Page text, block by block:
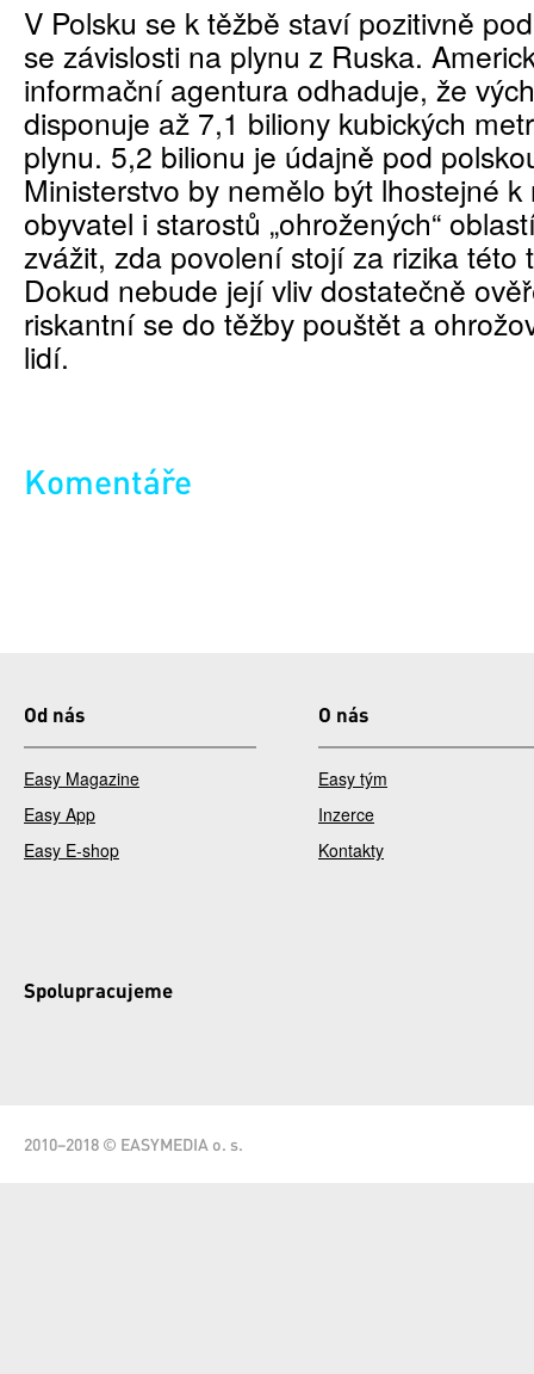
V Polsku se k těžbě staví pozitivně
se závislosti na plynu z Ruska.
informační agentura odhaduje, že
disponuje až 7,1 biliony kubických
plynu. 5,2 bilionu je údajně pod
Ministerstvo by nemělo být lhostejné k
obyvatel i starostů „ohrožených“
zvážit, zda povolení stojí za rizika této
Dokud nebude její vliv dostatečně
riskantní se do těžby pouštět a
lidí.
Komentáře
Od nás
Easy Magazine
Easy App
Easy E-shop
O nás
Easy tým
Inzerce
Kontakty
Spolupracujeme
2010–2018 © EASYMEDIA o. s.